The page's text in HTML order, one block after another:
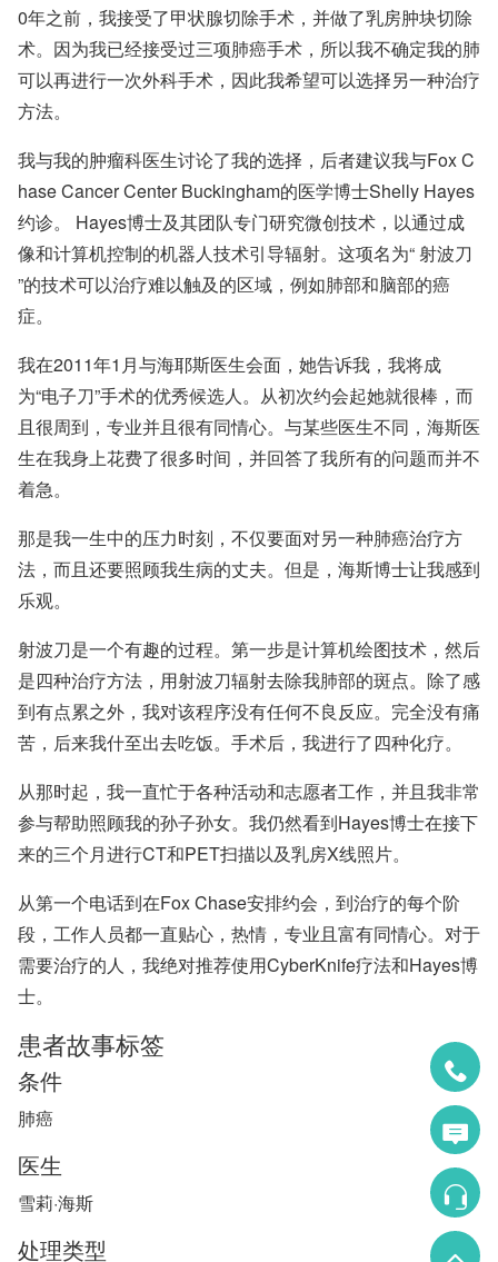
0年之前，我接受了甲状腺切除手术，并做了乳房肿块切除
术。因为我已经接受过三项肺癌手术，所以我不确定我的肺
可以再进行一次外科手术，因此我希望可以选择另一种治疗
方法。
我与我的肿瘤科医生讨论了我的选择，后者建议我与Fox C
hase Cancer Center Buckingham的医学博士Shelly Hayes
约诊。 Hayes博士及其团队专门研究微创技术，以通过成
像和计算机控制的机器人技术引导辐射。这项名为“ 射波刀
”的技术可以治疗难以触及的区域，例如肺部和脑部的癌
症。
我在2011年1月与海耶斯医生会面，她告诉我，我将成
为“电子刀”手术的优秀候选人。从初次约会起她就很棒，而
且很周到，专业并且很有同情心。与某些医生不同，海斯医
生在我身上花费了很多时间，并回答了我所有的问题而并不
着急。
那是我一生中的压力时刻，不仅要面对另一种肺癌治疗方
法，而且还要照顾我生病的丈夫。但是，海斯博士让我感到
乐观。
射波刀是一个有趣的过程。第一步是计算机绘图技术，然后
是四种治疗方法，用射波刀辐射去除我肺部的斑点。除了感
到有点累之外，我对该程序没有任何不良反应。完全没有痛
苦，后来我什至出去吃饭。手术后，我进行了四种化疗。
从那时起，我一直忙于各种活动和志愿者工作，并且我非常
参与帮助照顾我的孙子孙女。我仍然看到Hayes博士在接下
来的三个月进行CT和PET扫描以及乳房X线照片。
从第一个电话到在Fox Chase安排约会，到治疗的每个阶
段，工作人员都一直贴心，热情，专业且富有同情心。对于
需要治疗的人，我绝对推荐使用Cyber​​Knife疗法和Hayes博
士。
患者故事标签
条件
肺癌
医生
雪莉·海斯
处理类型